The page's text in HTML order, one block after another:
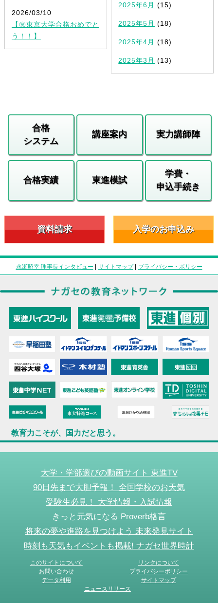
2026/03/10
【㊗東京大学合格おめでと
う！！】
2025年6月 (15)
2025年5月 (18)
2025年4月 (18)
2025年3月 (13)
合格
システム
講座案内 実力講師陣
合格実績 東進模試
学費・
申込手続き
資料請求 入学のお申込み
永瀬昭幸 理事長インタビュー | サイトマップ| プライバシー・ポリシー
教育力こそが、国力だと思う。
大学・学部選びの動画サイト 東進TV
90日先まで大胆予報！ 全国学校のお天気
受験生必見！ 大学情報・入試情報
きっと元気になる Proverb格言
将来の夢や進路を見つけよう 未来発見サイト
時刻も天気もイベントも掲載! ナガセ世界時計
このサイトについて
リンクについて
お問い合わせ
プライバシーポリシー
データ利用
サイトマップ
ニュースリリース